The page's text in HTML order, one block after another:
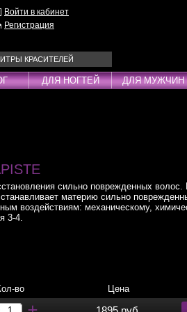
Войти в кабинет
Регистрация
КРАСИТЕЛЕЙ
средства
ДЛЯ НОГТЕЙ ДЛЯ МУЖЧИН
сильно поврежденных волос.
материю сильно
воздействиям: механическому,
3-4.
во Цена